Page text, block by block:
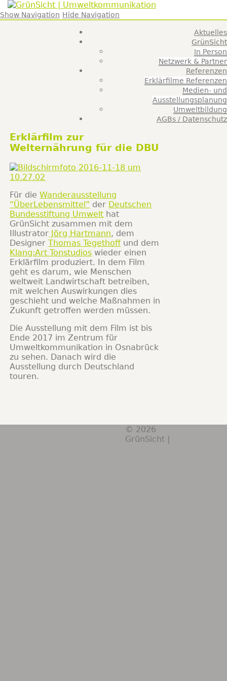
Franzis Brüse
Show Navigation Hide Navigation
Aktuelles
GrünSicht
In Person
Netzwerk & Partner
Referenzen
Erklärfilme Referenzen
Medien- und
Ausstellungsplanung
Umweltbildung
AGBs / Datenschutz
Erklärfilm zur
Welternährung für die DBU
Für dieWanderausstellung
“ÜberLebensmittel” der Deutschen
Bundesstiftung Umwelt hat
GrünSicht zusammen mit dem
Illustrator Jörg Hartmann, dem
DesignerThomas Tegethoffund dem
Klang:Art Tonstudios wieder einen
Erklärfilm produziert. In dem Film
geht es darum, wie Menschen
weltweit Landwirtschaft betreiben,
mit welchen Auswirkungen dies
geschieht und welche Maßnahmen in
Zukunft getroffen werden müssen.
Die Ausstellung mit dem Film ist bis
Ende 2017 im Zentrum für
Umweltkommunikation in Osnabrück
zu sehen. Danach wird die
Ausstellung durch Deutschland
touren.
© 2026
GrünSicht |